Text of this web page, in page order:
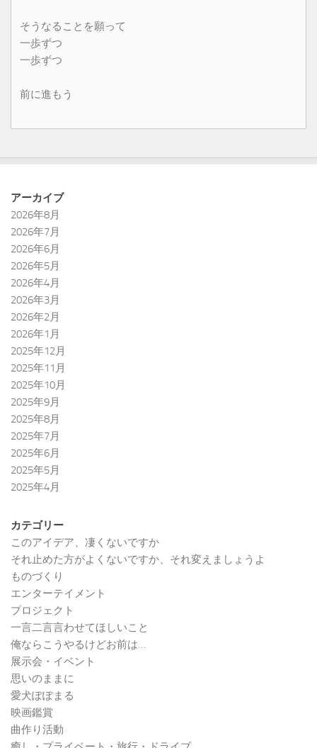
そうなることを願って
一歩ずつ
一歩ずつ
前に進もう
アーカイブ
2026年8月
2026年7月
2026年6月
2026年5月
2026年4月
2026年3月
2026年2月
2026年1月
2025年12月
2025年11月
2025年10月
2025年9月
2025年8月
2025年7月
2025年6月
2025年5月
2025年4月
カテゴリー
このアイデア、凄くないですか
それ止めた方がよくないですか、それ変えましょうよ
ものづくり
エンターテイメント
プロジェクト
一言二言言わせてほしいこと
俺ならこうやるけどお前は…
展示会・イベント
思いのままに
愛犬ぽぽまる
映画鑑賞
曲作り活動